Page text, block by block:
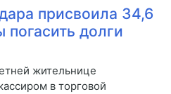
присвоила 34,6
долги
жительнице
в торговой